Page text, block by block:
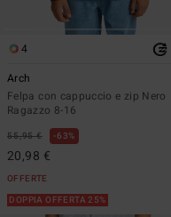
4
Arch
Felpa con cappuccio e zip Nero
Ragazzo 8-16
55,95 € 63%
20,98 €
OFFERTE
DOPPIA OFFERTA 25%